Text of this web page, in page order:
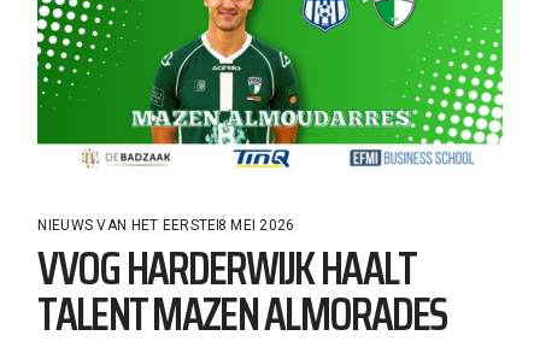
NIEUWS VAN HET EERSTE 8 MEI 2026
VVOG HARDERWIJK HAALT
TALENT MAZEN ALMORADES